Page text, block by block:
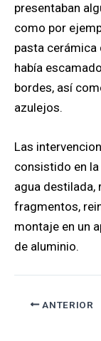
presentaban
como por
pasta cerámica
había
bordes, así
azulejos.
Las
consistido en
agua destilada,
fragmentos,
montaje en un
de aluminio.
ANTERIOR